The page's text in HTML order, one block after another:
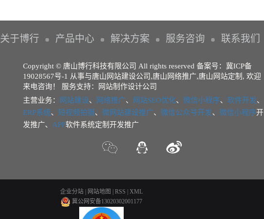
关于博行 产品中心 解决方案 服务咨询 联系我们
Copyright © 唐山博行科技有限公司 All rights reserved 备案号： 冀ICP备
19028567号-1 从事与唐山网站建设公司 ,唐山网络推广,唐山网站定制 , 欢迎
来电咨询！ 服务支持：
网站制作设计公司
主营业务：
网站建设、 网络推广、 网站SEO优化、 微信小程序、 软件开发、
ERP系统、 短视频拍摄、 微网站建设推广、 微信公众号开发、 微信小程序开
发推广、 APP软件系统定制开发推广
企业分站| 网站地图 RSS
XML
冀公网安备13020302001177